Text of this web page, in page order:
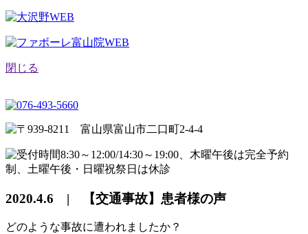
閉じる
2020.4.6 | 【交通事故】患者様の声
どのような事故に遭われましたか？